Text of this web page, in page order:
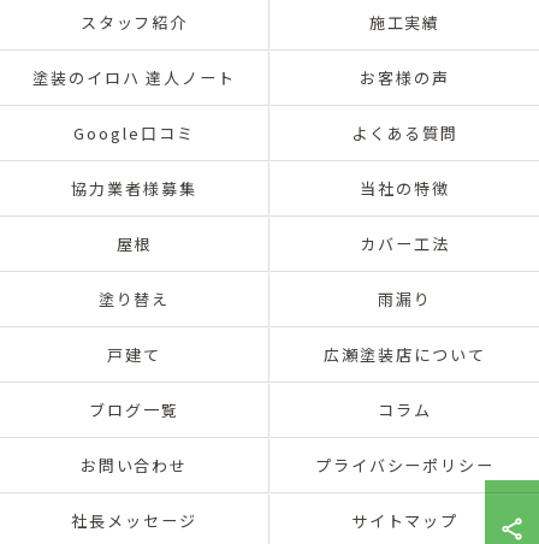
スタッフ紹介 施工実績
塗装のイロハ 達人ノート お客様の声
Google口コミ よくある質問
協力業者様募集 当社の特徴
屋根 カバー工法
塗り替え 雨漏り
戸建て 広瀬塗装店について
ブログ一覧 コラム
お問い合わせ プライバシーポリシー
社長メッセージ サイトマップ